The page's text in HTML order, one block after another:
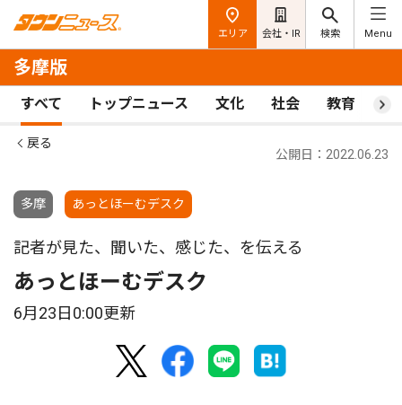
エリア 会社・IR 検索 Menu
多摩版
すべて トップニュース 文化 社会 教育 ス
戻る
多摩 あっとほーむデスク
公開日：2022.06.23
記者が見た、聞いた、感じた、を伝える
あっとほーむデスク
6月23日0:00更新